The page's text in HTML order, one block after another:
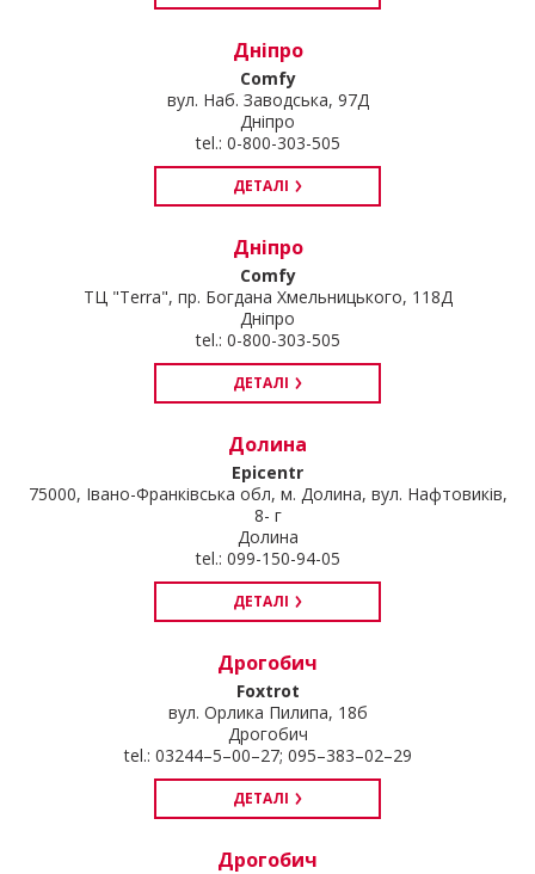
Дніпро
Comfy
вул. Наб. Заводська, 97Д
Дніпро
tel.: 0-800-303-505
ДЕТАЛІ
Дніпро
Comfy
ТЦ "Terra", пр. Богдана Хмельницького, 118Д
Дніпро
tel.: 0-800-303-505
ДЕТАЛІ
Долина
Epicentr
75000, Івано-Франківська обл, м. Долина, вул. Нафтовиків,
8- г
Долина
tel.: 099-150-94-05
ДЕТАЛІ
Дрогобич
Foxtrot
вул. Орлика Пилипа, 18б
Дрогобич
tel.: 03244–5–00–27; 095–383–02–29
ДЕТАЛІ
Дрогобич